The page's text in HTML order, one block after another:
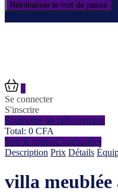
Réinitialiser le mot de passe
Se connecter
S'inscrire
Soumettre un hébergement
Total: 0 CFA
Voir le panierCommander
Description Prix Détails
villa meublée